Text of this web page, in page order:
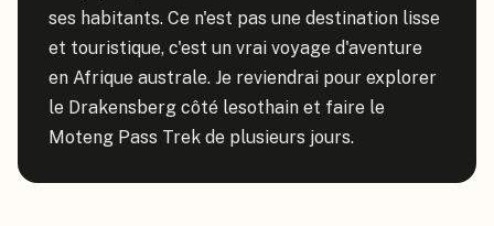
ses habitants. Ce n'est pas une destination lisse
et touristique, c'est un vrai voyage d'aventure
en Afrique australe. Je reviendrai pour explorer
le Drakensberg côté lesothain et faire le
Moteng Pass Trek de plusieurs jours.